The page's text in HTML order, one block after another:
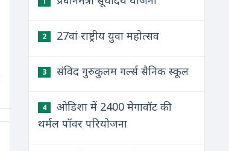
2 27वां राष्ट्रीय युवा महोत्सव
3 संविद गुरुकुलम गर्ल्स सैनिक स्कूल
4
ओडिशा में 2400 मेगावॉट की
थर्मल पॉवर परियोजना